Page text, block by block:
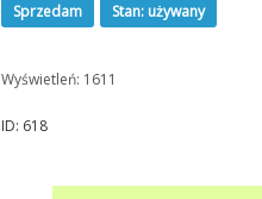
Sprzedam Stan: używany
Wyświetleń: 1611
ID: 618